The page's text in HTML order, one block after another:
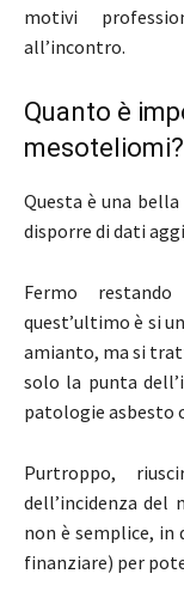
motivi
all’incontro.
Quanto è
mesoteliomi?
Questa è una
disporre di dati
Fermo
quest’ultimo è si
amianto, ma si
solo la punta
patologie asbesto
Purtroppo,
dell’incidenza
non è semplice,
finanziare) per